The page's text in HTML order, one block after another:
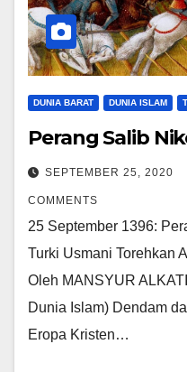
DUNIA BARAT DUNIA ISLAM
Perang Salib
SEPTEMBER 25, 2020
COMMENTS
25 September 1396:
Turki Usmani Torehkan
Oleh MANSYUR
Dunia Islam) Dendam
Eropa Kristen…